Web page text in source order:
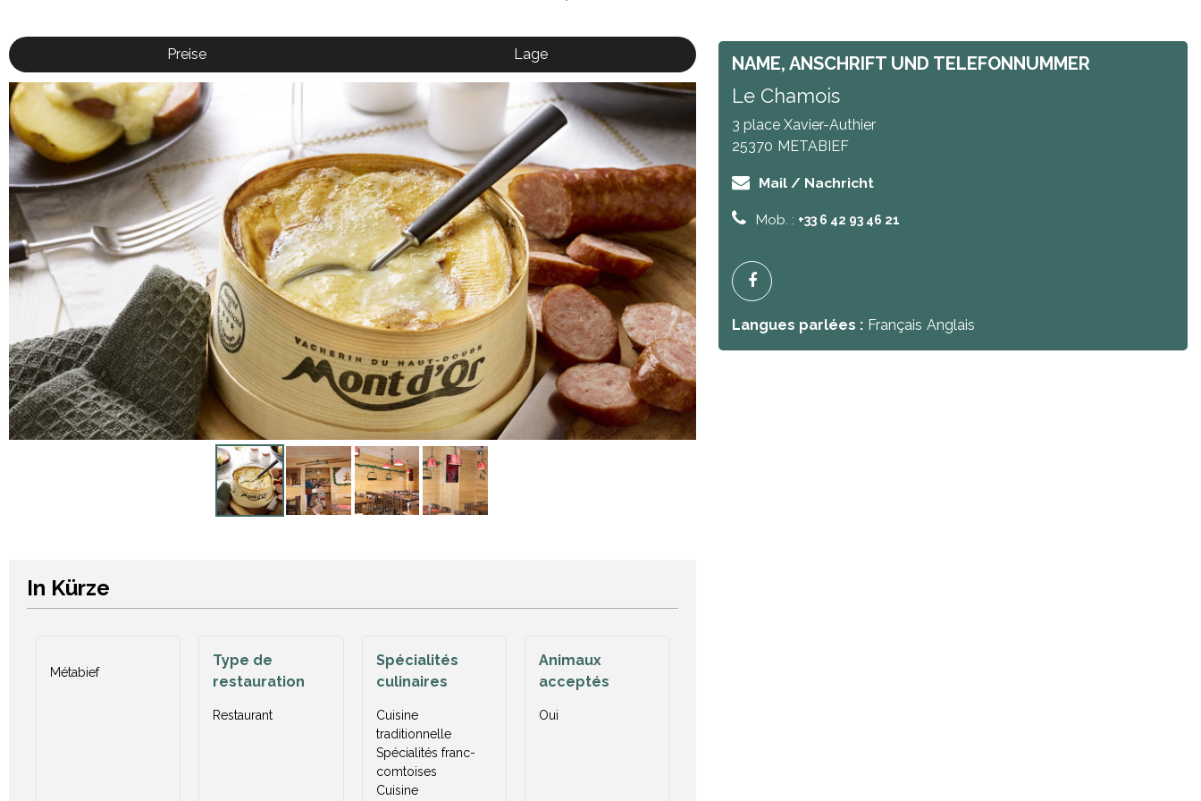
Preise Lage
In Kürze
Métabief
Type de
restauration
Restaurant
Spécialités
culinaires
Cuisine
traditionnelle
Spécialités franc-
comtoises
Cuisine
Animaux
acceptés
Oui
NAME, ANSCHRIFT UND TELEFONNUMMER
Le Chamois
3 place Xavier-Authier
25370 METABIEF
Mail / Nachricht
Mob. : +33 6 42 93 46 21
Langues parlées : Français Anglais